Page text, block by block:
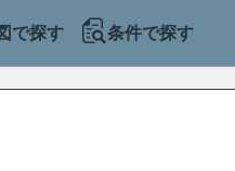
で探す 条件で探す